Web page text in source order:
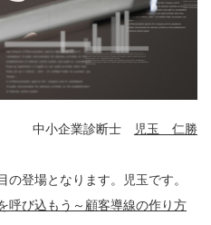
中小企業診断士 児玉 仁勝
の登場となります。児玉です。
呼び込もう～顧客導線の作り方